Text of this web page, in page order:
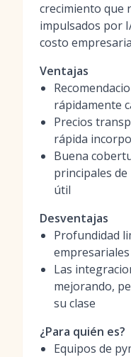
crecimiento que
impulsados por
costo
Ventajas
rápidamente
Precios
rápida
Buena
principales
útil
Desventajas
Profundidad
Las
mejorando,
su clase
¿Para quién es?
Equipos de